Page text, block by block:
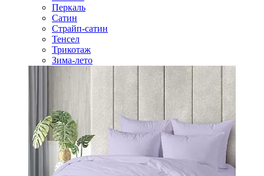
Перкаль
Сатин
Страйп-сатин
Тенсел
Трикотаж
Зима-лето